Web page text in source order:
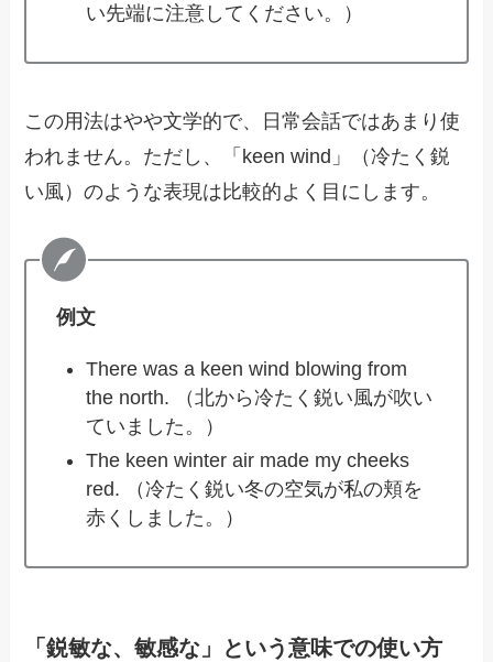
い先端に注意してください。）
この用法はやや文学的で、日常会話ではあまり使
われません。ただし、「keen wind」（冷たく鋭
い風）のような表現は比較的よく目にします。
例文
There was a keen wind blowing from
the north. （北から冷たく鋭い風が吹い
ていました。）
The keen winter air made my cheeks
red. （冷たく鋭い冬の空気が私の頬を
赤くしました。）
「鋭敏な、敏感な」という意味での使い方